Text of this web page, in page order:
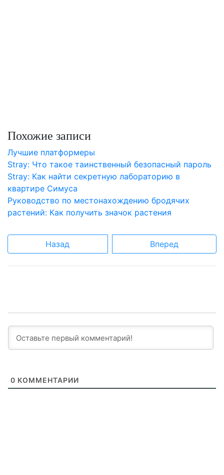
Похожие записи
Лучшие платформеры
Stray: Что такое таинственный безопасный пароль
Stray: Как найти секретную лабораторию в
квартире Симуса
Руководство по местонахождению бродячих
растений: Как получить значок растения
Назад Вперед
0 КОММЕНТАРИИ